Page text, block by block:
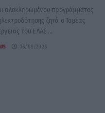
ολοκληρωμένου προγράμματος
ζητά ο Τομέας
του ΕΛΑΣ....
06/08/2026